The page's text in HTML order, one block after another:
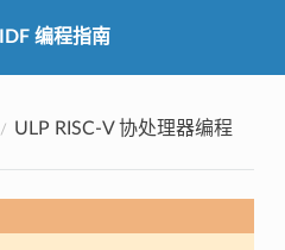
IDF 编程指南
ULP RISC-V 协处理器编程